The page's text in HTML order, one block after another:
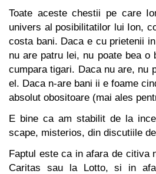
Toate aceste chestii pe care
univers al posibilitatilor lui Ion,
costa bani. Daca e cu prietenii
nu are patru lei, nu poate bea
cumpara tigari. Daca nu are, nu
el. Daca n-are bani ii e foame
absolut obositoare (mai ales
E bine ca am stabilit de la
scape, misterios, din discutiile
Faptul este ca in afara de citiva
Caritas sau la Lotto, si in